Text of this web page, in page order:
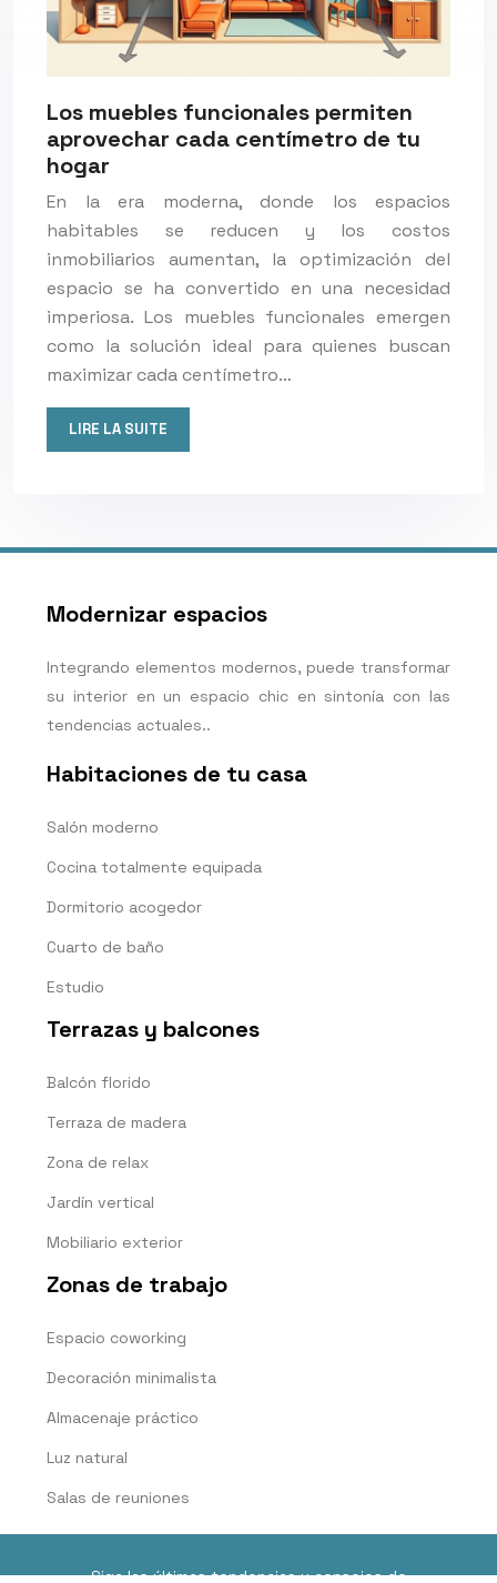
Los muebles funcionales permiten
aprovechar cada centímetro de tu
hogar
En la era moderna, donde los espacios
habitables se reducen y los costos
inmobiliarios aumentan, la optimización del
espacio se ha convertido en una necesidad
imperiosa. Los muebles funcionales emergen
como la solución ideal para quienes buscan
maximizar cada centímetro…
LIRE LA SUITE
Modernizar espacios
Integrando elementos modernos, puede transformar
su interior en un espacio chic en sintonía con las
tendencias actuales..
Habitaciones de tu casa
Salón moderno
Cocina totalmente equipada
Dormitorio acogedor
Cuarto de baño
Estudio
Terrazas y balcones
Balcón florido
Terraza de madera
Zona de relax
Jardín vertical
Mobiliario exterior
Zonas de trabajo
Espacio coworking
Decoración minimalista
Almacenaje práctico
Luz natural
Salas de reuniones
Siga las últimas tendencias y consejos de